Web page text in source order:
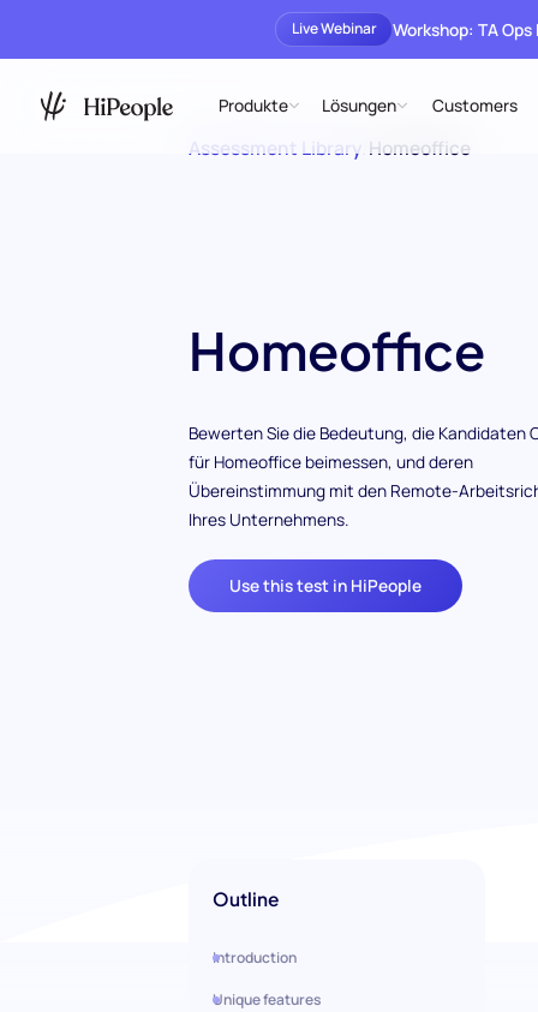
Live Webinar Workshop: TA
Produkte Lösungen Customers
Assessment Library Homeoffice
Homeoffice
Bewerten Sie die Bedeutung, die Kandidaten
für Homeoffice beimessen, und deren
Übereinstimmung mit den Remote-
Ihres Unternehmens.
Use this test in HiPeople
Outline
Introduction
Unique features